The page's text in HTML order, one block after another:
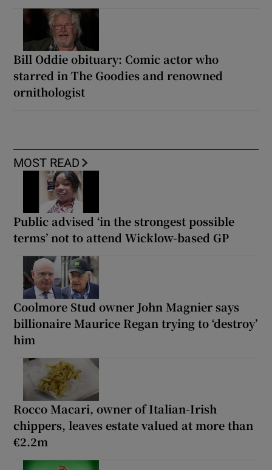
Bill Oddie obituary: Comic actor who
starred in The Goodies and renowned
ornithologist
MOST READ
Public advised ‘in the strongest possible
terms’ not to attend Wicklow-based GP
Coolmore Stud owner John Magnier says
billionaire Maurice Regan trying to ‘destroy’
him
Rocco Macari, owner of Italian-Irish
chippers, leaves estate valued at more than
€2.2m